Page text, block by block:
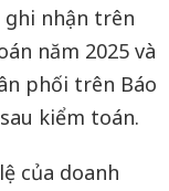
nhận trên
năm 2025 và
phối trên Báo
kiểm toán.
của doanh